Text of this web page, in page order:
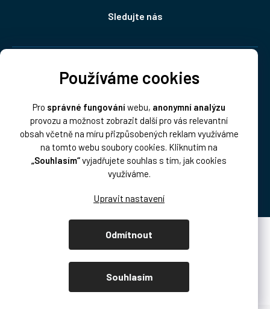
Používáme cookies
Pro správné fungováníwebu, anonymní analýzu
provozu a možnost zobrazit další pro vás relevantní
obsah včetně na míru přizpůsobených reklam využíváme
na tomto webu soubory cookies. Kliknutím na
„Souhlasím“vyjadřujete souhlas s tím, jak cookies
využíváme.
Odmítnout
Souhlasím
Sledujte nás
Platba:
Vytvořil Shoptet Premium
Copyright 2026 . Všechna práva vyhrazena.
Upravit nastavení cookies